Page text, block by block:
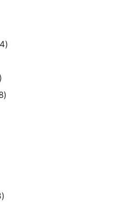
174
44
48
23